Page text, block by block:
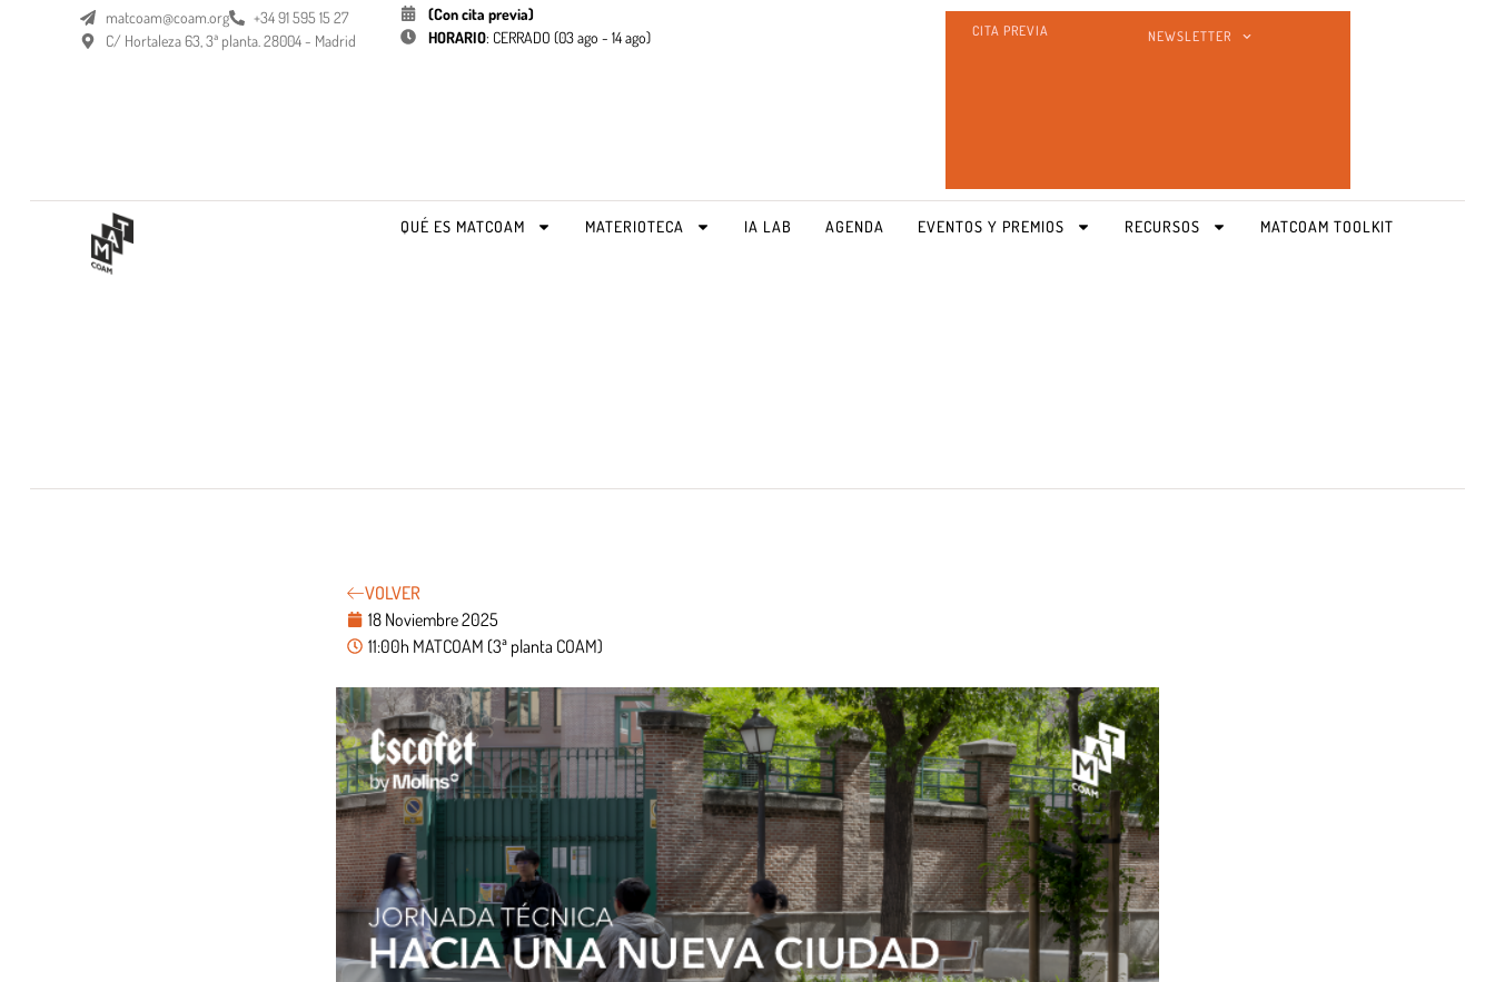
matcoam@coam.org
+34 91 595 15 27
C/ Hortaleza 63, 3ª planta. 28004 - Madrid
(Con cita previa)
HORARIO: CERRADO (03 ago - 14 ago) CITA PREVIA NEWSLETTER
QUÉ ES MATCOAM MATERIOTECA IA LAB AGENDA EVENTOS Y PREMIOS RECURSOS MATCOAM TOOLKIT
VOLVER
18 Noviembre 2025
11:00h MATCOAM (3ª planta COAM)